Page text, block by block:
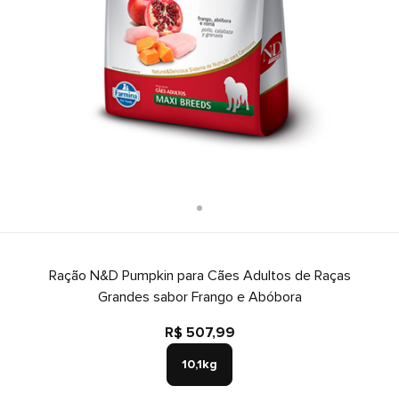
Ração N&D Pumpkin para Cães Adultos de Raças
Grandes sabor Frango e Abóbora
R$ 507,99
10,1kg